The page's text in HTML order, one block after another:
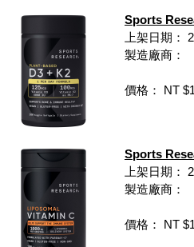
Sports
上架日期：
製造廠商：
價格： NT
Sports
上架日期：
製造廠商：
價格： NT